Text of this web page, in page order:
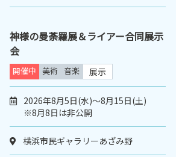
神様の曼荼羅展＆ライアー合同展示
会
開催中 美術 音楽 展示
2026年8月5日(水)～8月15日(土)
※8月8日は非公開
横浜市民ギャラリーあざみ野